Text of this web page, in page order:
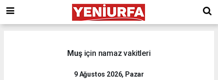
Muşiçin namaz vakitleri
9 Ağustos 2026, Pazar